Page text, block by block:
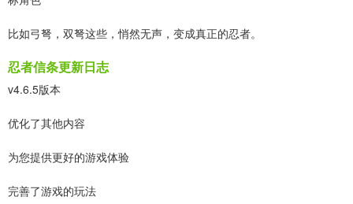
比如弓弩，双弩这些，悄然无声，变成真正的忍者。
忍者信条更新日志
v4.6.5版本
优化了其他内容
为您提供更好的游戏体验
完善了游戏的玩法